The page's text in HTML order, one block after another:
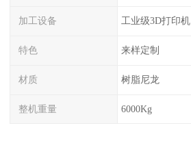
加工设备 工业级3D打印机
特色 来样定制
材质 树脂尼龙
整机重量 6000Kg